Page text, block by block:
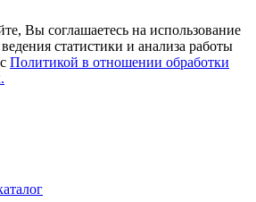
Вы соглашаетесь на использование
статистики и анализа работы
Политикой в отношении обработки